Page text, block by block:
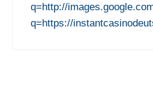
q=http://
q=https://